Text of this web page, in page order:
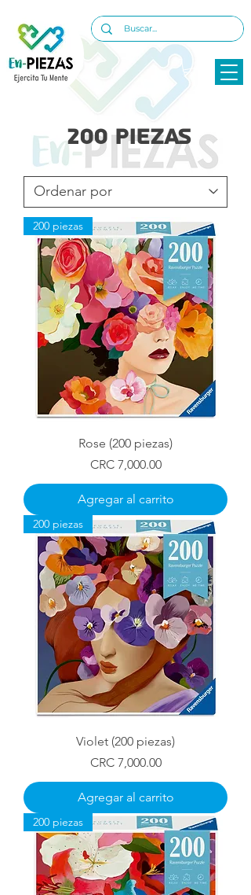
200 piezas
200 piezas
Rose (200 piezas)
Precio
CRC 7,000.00
Agregar al carrito
200 piezas
Violet (200 piezas)
Precio
CRC 7,000.00
Agregar al carrito
200 piezas